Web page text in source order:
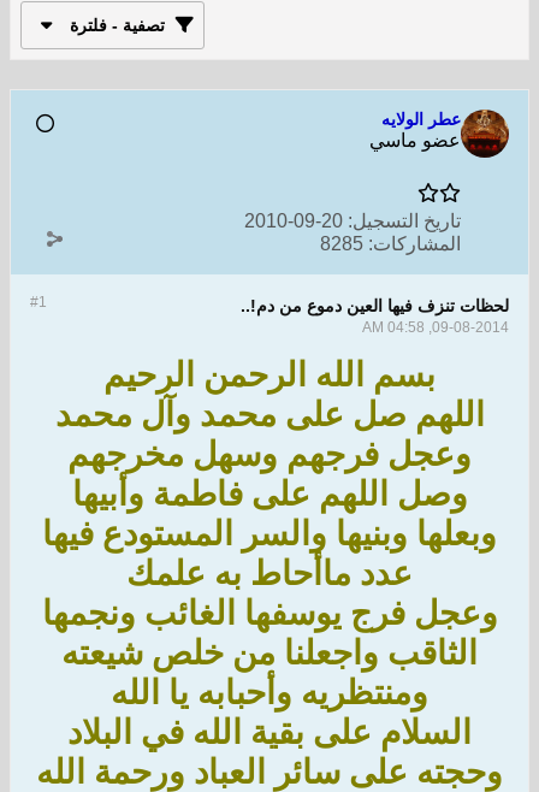
تصفية - فلترة
عطر الولايه
عضو ماسي
تاريخ التسجيل: 20-09-2010
المشاركات: 8285
#1 لحظات تنزف فيها العين دموع من دم!..
09-08-2014, 04:58 AM
بسم الله الرحمن الرحيم
اللهم صل على محمد وآل محمد
وعجل فرجهم وسهل مخرجهم
وصل اللهم على فاطمة وأبيها
وبعلها وبنيها والسر المستودع فيها
عدد ماأحاط به علمك
وعجل فرج يوسفها الغائب ونجمها
الثاقب واجعلنا من خلص شيعته
ومنتظريه وأحبابه يا الله
السلام على بقية الله في البلاد
وحجته على سائر العباد ورحمة الله